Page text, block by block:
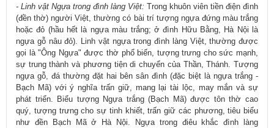
- Linh vật Ngựa trong đình làng Việt: Trong khuôn viên tiền điện đình
(đền thờ) người Việt, thường có bài trí tượng ngựa đứng màu trắng
hoặc đỏ (hầu hết là ngựa màu trắng; ở đình Hữu Bằng, Hà Nội là
ngựa gỗ nâu đỏ). Linh vật ngựa trong đình làng Việt, thường được
gọi là "Ông Ngựa" được thờ phổ biến, tượng trưng cho sức mạnh,
sự trung thành và phương tiện di chuyển của Thần, Thánh. Tượng
ngựa gỗ, đá thường đặt hai bên sân đình (đặc biệt là ngựa trắng -
Bạch Mã) với ý nghĩa trấn giữ, mang lại tài lộc, may mắn và sự
phát triển. Biểu tượng Ngựa trắng (Bạch Mã) được tôn thờ cao
quý, tượng trưng cho sự tinh khiết, trấn giữ các phương, tiêu biểu
như đền Bạch Mã ở Hà Nội. Ngựa trong điêu khắc đình làng